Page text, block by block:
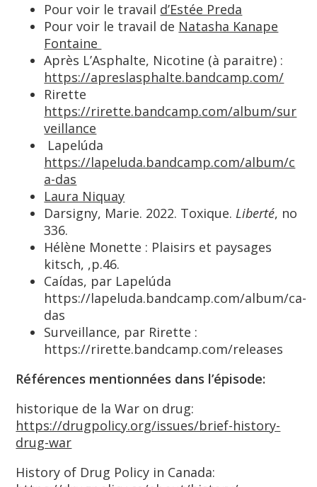
Pour voir le travail d’Estée Preda
Pour voir le travail de Natasha Kanape
Fontaine
Après L’Asphalte, Nicotine (à paraitre) :
https://apreslasphalte.bandcamp.com/
Rirette
https://rirette.bandcamp.com/album/sur
veillance
Lapelúda
https://lapeluda.bandcamp.com/album/c
a-das
Laura Niquay
Darsigny, Marie. 2022. Toxique.Liberté, no
336.
Hélène Monette : Plaisirs et paysages
kitsch, ,p.46.
Caídas, par Lapelúda
https://lapeluda.bandcamp.com/album/ca-
das
Surveillance, par Rirette :
https://rirette.bandcamp.com/releases
Références mentionnées dans l’épisode:
historique de la War on drug:
https://drugpolicy.org/issues/brief-history-
drug-war
History of Drug Policy in Canada: